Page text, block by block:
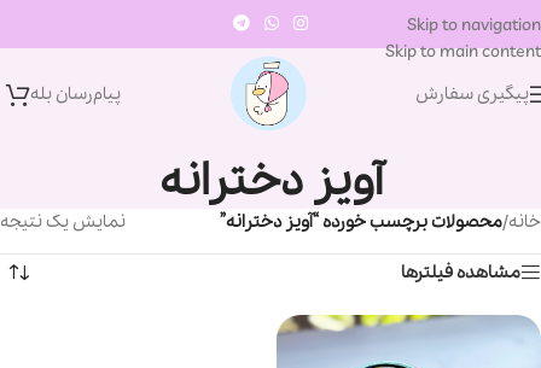
Skip to navigation
Skip to main content
پیگیری سفارش
پیام‌رسان‌ بله
آویز دخترانه
خانه/محصولات برچسب خورده “آویز دخترانه” نمایش یک نتیجه
مشاهده فیلترها